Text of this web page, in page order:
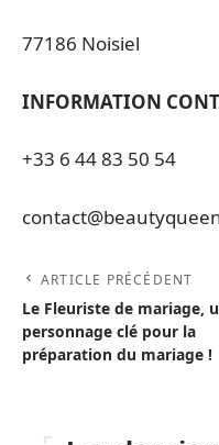
77186 Noisiel
INFORMATION
+33 6 44 83 50 54
ARTICLE PRÉCÉDENT
Le Fleuriste de mariage,
personnage clé pour la
préparation du mariage !